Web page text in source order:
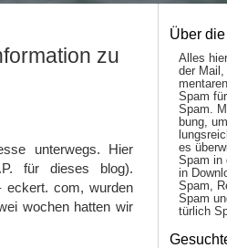
zu
unterwegs. Hier
für dieses blog).
eckert. com, wurden
wochen hatten wir
Über
Alles
der
Spam
Spam.
bung,
es
Spam in
in
Spam,
Spam
tür­lich